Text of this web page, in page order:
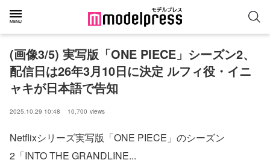
(画像3/5) 実写版「ONE PIECE」シーズン2、
配信日は26年3月10日に決定 ルフィ役・イニ
ャキが日本語で告知
2025.10.29 10:48 10,700 views
Netflixシリーズ実写版「ONE PIECE」のシーズン
2「INTO THE GRANDLINE...